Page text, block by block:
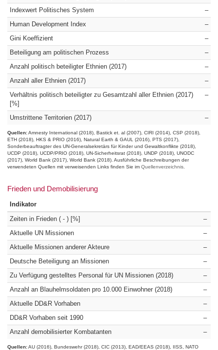
Indexwert Politisches System
–
Human Development Index
–
Gini Koeffizient
–
Beteiligung am politischen Prozess
–
Anzahl politisch beteiligter Ethnien (2017)
–
Anzahl aller Ethnien (2017)
–
Verhältnis politisch beteiligter zu Gesamtzahl aller Ethnien (2017)
[%]
–
Umstrittene Territorien (2017) –
Quellen:Amnesty International (2018) Bastick et. al (2007) CIRI (2014) CSP (2018)
ETH (2018) HKS & PRIO (2016) Natural Earth & GAUL (2016) PTS (2017)
Sonderbeauftragter des UN-Generalsekretärs für Kinder und Gewaltkonflikte (2018)
UCDP (2018) UCDP/PRIO (2018) UN-Sicherheitsrat (2018) UNDP (2018) UNODC
(2017) World Bank (2017) World Bank (2018) Ausführliche Beschreibungen der
verwendeten Quellen mit verweisenden Links finden Sie im Quellenverzeichnis
Frieden und Demobilisierung
Indikator
Zeiten in Frieden ( - ) [%]
–
Aktuelle UN Missionen
–
Aktuelle Missionen anderer Akteure
–
Deutsche Beteiligung an Missionen
–
Zu Verfügung gestelltes Personal für UN Missionen (2018)
–
Anzahl an Blauhelmsoldaten pro 10.000 Einwohner (2018)
–
Aktuelle DD&R Vorhaben
–
DD&R Vorhaben seit 1990
–
Anzahl demobilisierter Kombatanten
–
Quellen:AU (2016) Bundeswehr (2018) CIC (2013) EAD/EEAS (2018) IISS
NATO